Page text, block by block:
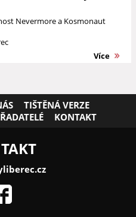
Nevermore a Kosmonaut
Více
TIŠTĚNÁ VERZE
KONTAKT